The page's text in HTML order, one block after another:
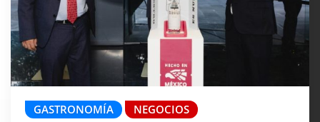
GASTRONOMÍA NEGOCIOS